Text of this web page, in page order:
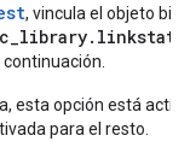
, vincula el objeto
_library.
esta opción está
para el resto.